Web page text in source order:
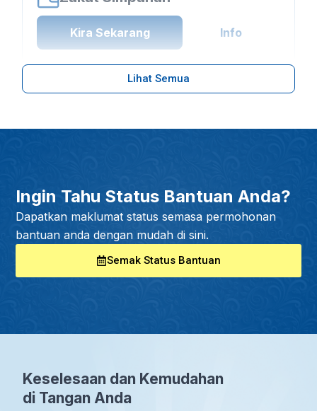
Kira Sekarang Info
Lihat Semua
Ingin Tahu Status Bantuan Anda?
Dapatkan maklumat status semasa permohonan
bantuan anda dengan mudah di sini.
Semak Status Bantuan
Keselesaan dan Kemudahan
di Tangan Anda